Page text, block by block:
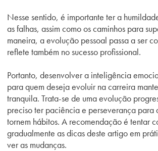
Nesse sentido, é importante ter a
as falhas, assim como os caminhos para
maneira, a evolução pessoal passa a ser
reflete também no sucesso profissional.
Portanto, desenvolver a inteligência
para quem deseja evoluir na carreira
tranquila. Trata-se de uma evolução
preciso ter paciência e perseverança para
tornem hábitos. A recomendação é tentar
gradualmente as dicas deste artigo em
ver as mudanças.